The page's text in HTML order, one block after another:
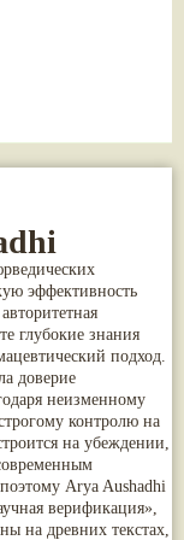
эффективность
глубокие знания
подход.
доверие
неизменному
контролю на
на убеждении,
Arya Aushadhi
верификация»,
на древних текстах,